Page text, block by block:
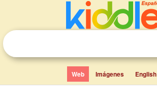
Web Imágenes English